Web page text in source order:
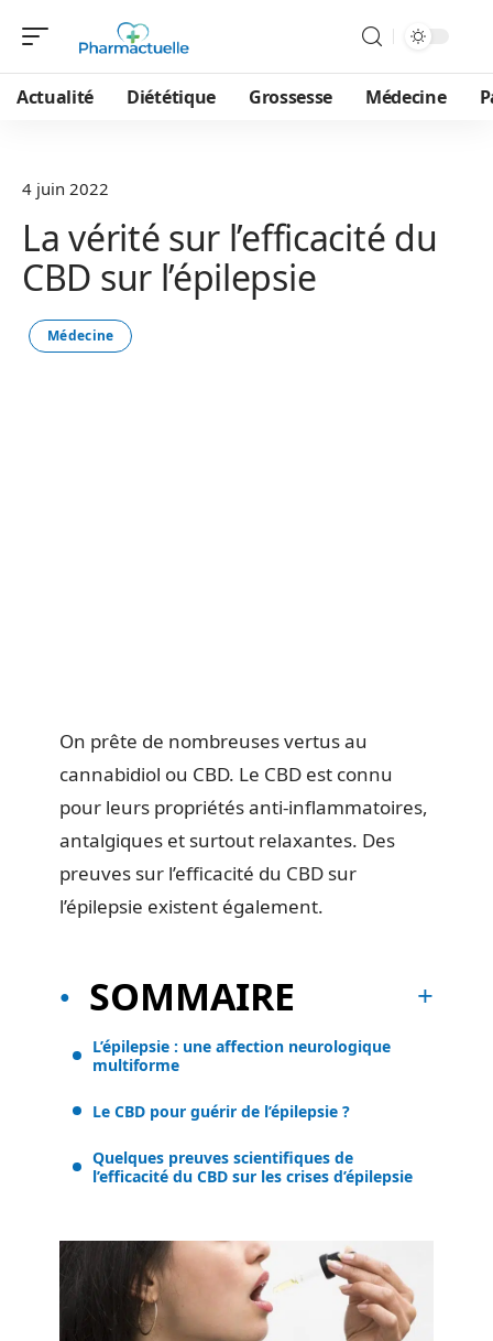
Actualité Diététique Grossesse Médecine
4 juin 2022
La vérité sur l’efficacité du
CBD sur l’épilepsie
Médecine
On prête de nombreuses vertus au
cannabidiol ou CBD. Le CBD est connu
pour leurs propriétés anti-inflammatoires,
antalgiques et surtout relaxantes. Des
preuves sur l’efficacité du CBD sur
l’épilepsie existent également.
SOMMAIRE
L’épilepsie : une affection neurologique
multiforme
Le CBD pour guérir de l’épilepsie ?
Quelques preuves scientifiques de
l’efficacité du CBD sur les crises d’épilepsie